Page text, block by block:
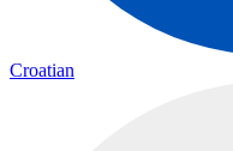
Croatian